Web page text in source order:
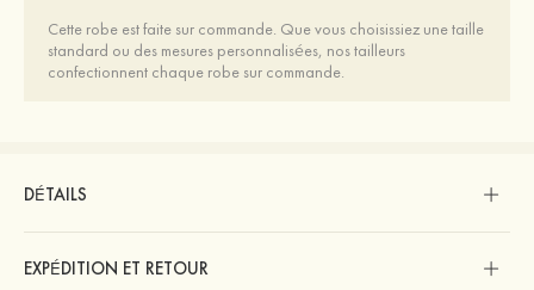
Cette robe est faite sur commande. Que vous choisissiez une taille
standard ou des mesures personnalisées, nos tailleurs
confectionnent chaque robe sur commande.
DÉTAILS
EXPÉDITION ET RETOUR